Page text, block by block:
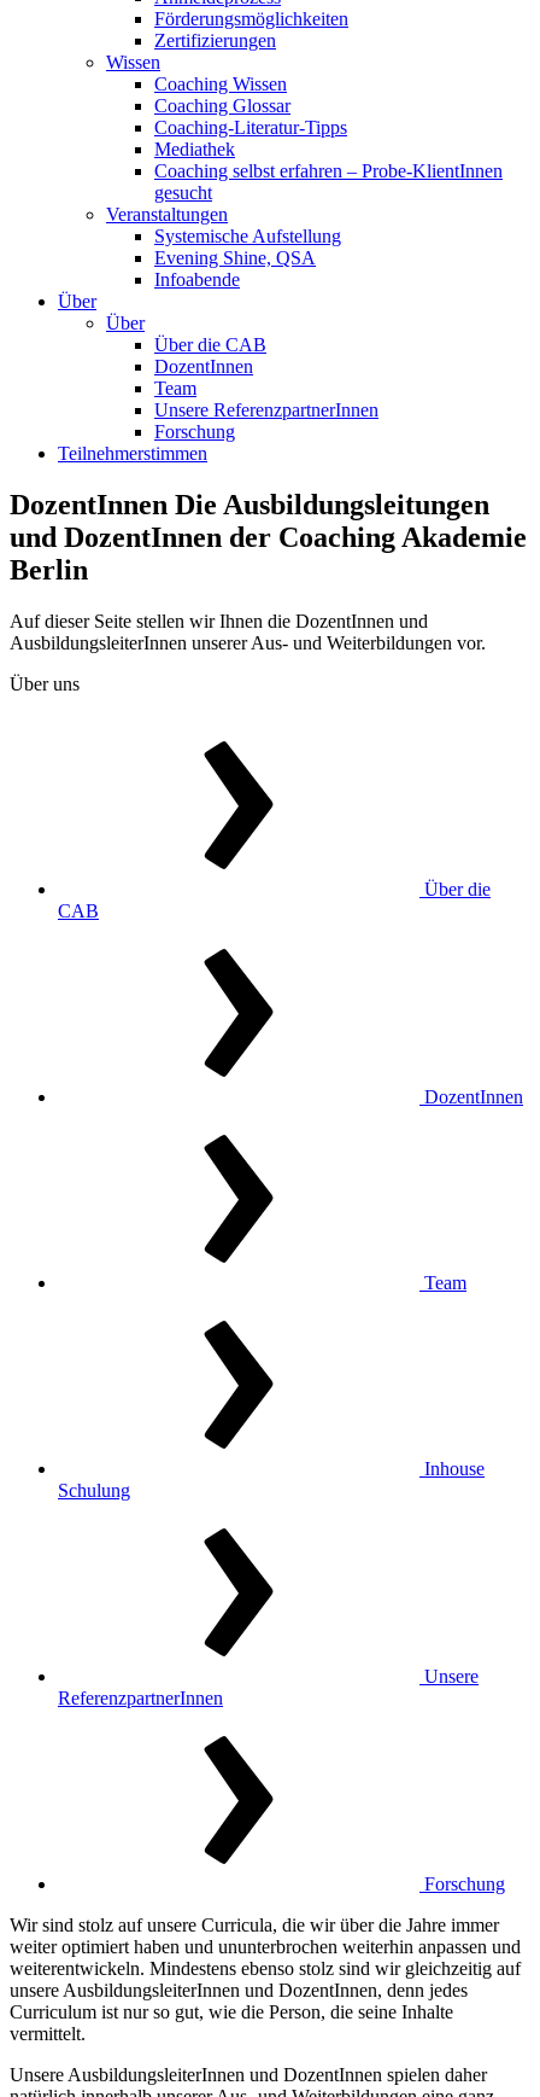
Förderungsmöglichkeiten
Zertifizierungen
Wissen
Coaching Wissen
Coaching Glossar
Coaching-Literatur-Tipps
Mediathek
Coaching selbst erfahren – Probe-KlientInnen
gesucht
Veranstaltungen
Systemische Aufstellung
Evening Shine, QSA
Infoabende
Über
Über
Über die CAB
DozentInnen
Team
Unsere ReferenzpartnerInnen
Forschung
Teilnehmerstimmen
DozentInnen Die Ausbildungsleitungen
und DozentInnen der Coaching Akademie
Berlin
Auf dieser Seite stellen wir Ihnen die DozentInnen und
AusbildungsleiterInnen unserer Aus- und Weiterbildungen vor.
Über uns
Über die
CAB
DozentInnen
Team
Inhouse
Schulung
Unsere
ReferenzpartnerInnen
Forschung
Wir sind stolz auf unsere Curricula, die wir über die Jahre immer
weiter optimiert haben und ununterbrochen weiterhin anpassen und
weiterentwickeln. Mindestens ebenso stolz sind wir gleichzeitig auf
unsere AusbildungsleiterInnen und DozentInnen, denn jedes
Curriculum ist nur so gut, wie die Person, die seine Inhalte
vermittelt.
Unsere AusbildungsleiterInnen und DozentInnen spielen daher